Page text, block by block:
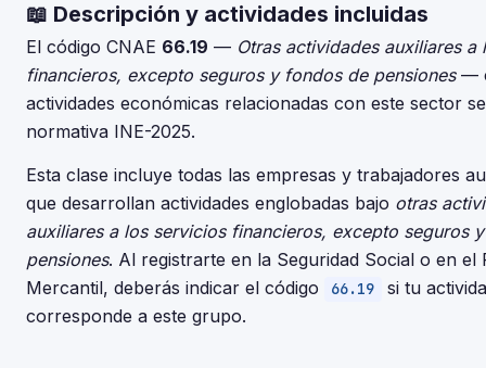
📖 Descripción y actividades incluidas
El código CNAE 66.19 — Otras actividades auxiliares a
financieros, excepto seguros y fondos de pensiones—
actividades económicas relacionadas con este sector
normativa INE-2025.
Esta clase incluye todas las empresas y trabajadores
que desarrollan actividades englobadas bajo otras
auxiliares a los servicios financieros, excepto seguros
pensiones. Al registrarte en la Seguridad Social o en el
Mercantil, deberás indicar el código
66.19
si tu
corresponde a este grupo.